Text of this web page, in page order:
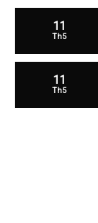
11
Th5
11
Th5